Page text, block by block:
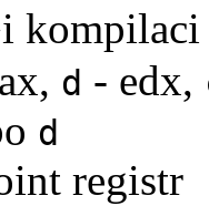
d - edx,
d
registr